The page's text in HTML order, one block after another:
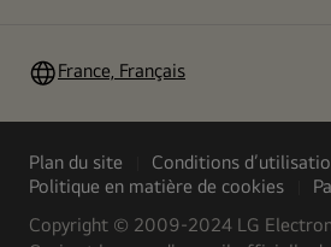
France, Français
Plan du site Conditions
Politique en matière de cookies
Copyright © 2009-2024 LG